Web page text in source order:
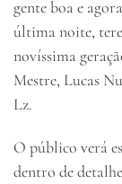
gente boa e
última noite,
novíssima
Mestre, Lucas
Lz.
O público verá
dentro de